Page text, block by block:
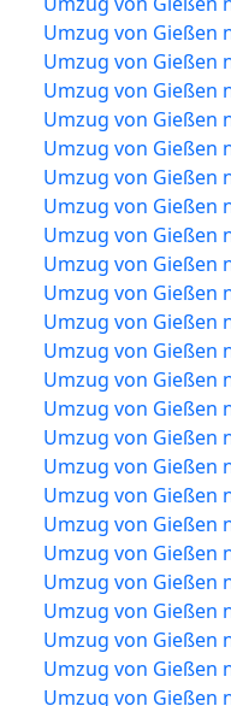
Umzug von Gießen
Umzug von Gießen
Umzug von Gießen
Umzug von Gießen
Umzug von Gießen
Umzug von Gießen
Umzug von Gießen
Umzug von Gießen
Umzug von Gießen
Umzug von Gießen
Umzug von Gießen
Umzug von Gießen
Umzug von Gießen
Umzug von Gießen
Umzug von Gießen
Umzug von Gießen
Umzug von Gießen
Umzug von Gießen
Umzug von Gießen
Umzug von Gießen
Umzug von Gießen
Umzug von Gießen
Umzug von Gießen
Umzug von Gießen